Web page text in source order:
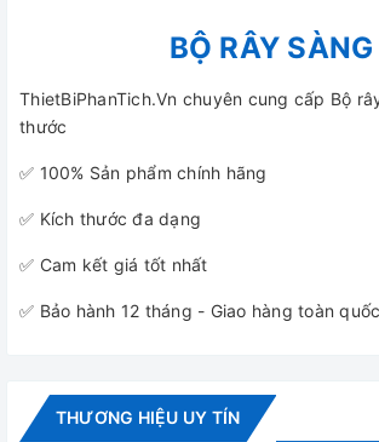
BỘ RÂY SÀNG
ThietBiPhanTich.Vn chuyên cung cấp Bộ
thước
✅ 100% Sản phẩm chính hãng
✅ Kích thước đa dạng
✅ Cam kết giá tốt nhất
✅ Bảo hành 12 tháng - Giao hàng toàn quốc
THƯƠNG HIỆU UY TÍN